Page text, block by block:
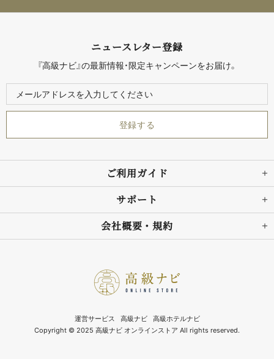
ご利用ガイド
サポート
会社概要・規約
ニュースレター登録
『高級ナビ』の最新情報・限定キャンペーンをお届け。
運営サービス 高級ナビ
高級ホテルナビ
Copyright © 2025 高級ナビ オンラインストア All rights reserved.